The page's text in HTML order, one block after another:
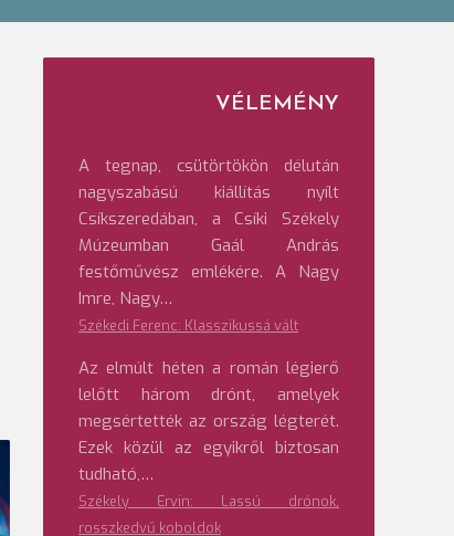
VÉLEMÉNY
A tegnap, csütörtökön délután
nagyszabású kiállítás nyílt
Csíkszeredában, a Csíki Székely
Múzeumban Gaál András
festőművész emlékére. A Nagy
Imre, Nagy…
Székedi Ferenc: Klasszikussá vált
Az elmúlt héten a román légierő
lelőtt három drónt, amelyek
megsértették az ország légterét.
Ezek közül az egyikről biztosan
tudható,…
Székely Ervin: Lassú drónok,
rosszkedvű koboldok